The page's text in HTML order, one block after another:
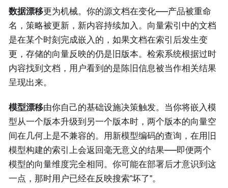
数据漂移更为机械。你的源文档在变化——产品被重命
名，策略被更新，新内容持续加入。向量索引中的文档
是在某个时刻完成嵌入的，如果文档在索引后发生变
更，存储的向量反映的仍是旧版本。检索系统根据过时
内容找到文档，用户看到的是陈旧信息被当作相关结果
呈现出来。
模型漂移由你自己的基础设施决策触发。当你将嵌入模
型从一个版本升级到另一个版本时，两个版本的向量空
间在几何上是不兼容的。用新模型编码的查询，在用旧
模型构建的索引上会返回毫无意义的结果——即便两个
模型的向量维度完全相同。你可能在部署后才意识到这
一点，那时用户已经在反映搜索"坏了"。